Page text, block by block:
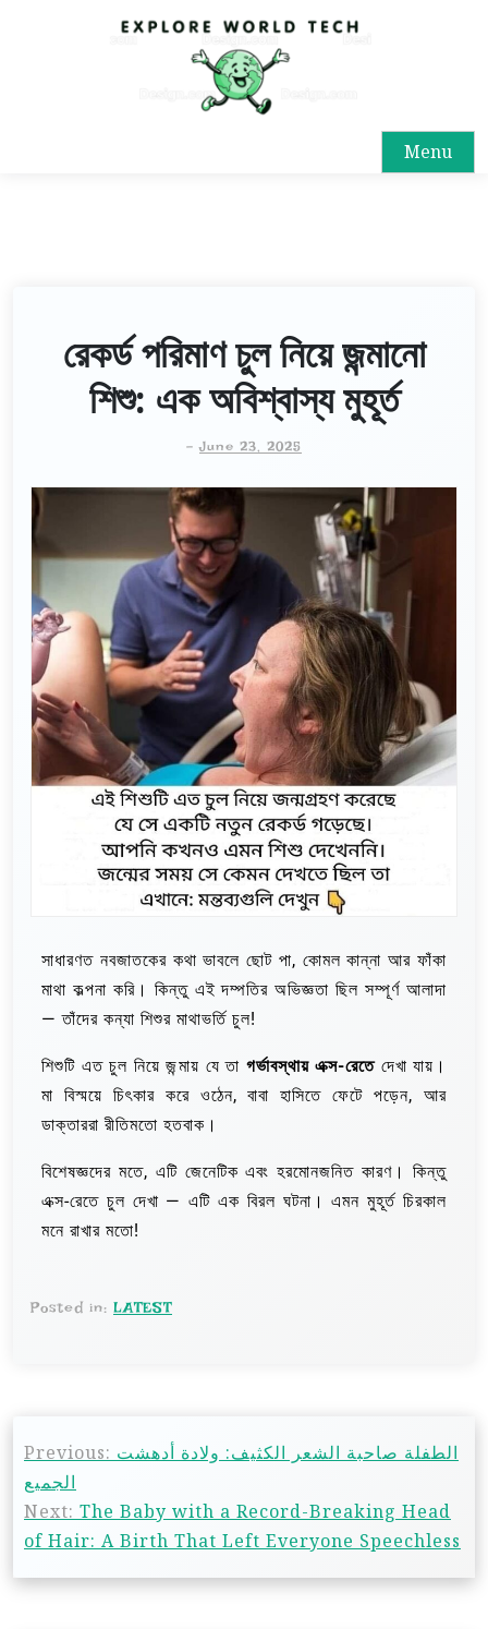
Menu
রেকর্ড পরিমাণ চুল নিয়ে জন্মানো
শিশু: এক অবিশ্বাস্য মুহূর্ত
-June 23, 2025
সাধারণত নবজাতকের কথা ভাবলে ছোট পা, কোমল কান্না আর ফাঁকা
মাথা কল্পনা করি। কিন্তু এই দম্পতির অভিজ্ঞতা ছিল সম্পূর্ণ আলাদা
— তাঁদের কন্যা শিশুর মাথাভর্তি চুল!
শিশুটি এত চুল নিয়ে জন্মায় যে তা গর্ভাবস্থায় এক্স-রেতেদেখা যায়।
মা বিস্ময়ে চিৎকার করে ওঠেন, বাবা হাসিতে ফেটে পড়েন, আর
ডাক্তাররা রীতিমতো হতবাক।
বিশেষজ্ঞদের মতে, এটি জেনেটিক এবং হরমোনজনিত কারণ। কিন্তু
এক্স-রেতে চুল দেখা — এটি এক বিরল ঘটনা। এমন মুহূর্ত চিরকাল
মনে রাখার মতো!
Posted in: LATEST
Previous: الطفلة صاحبة الشعر الكثيف: ولادة أدهشت
الجميع
Next: The Baby with a Record-Breaking Head
of Hair: A Birth That Left Everyone Speechless